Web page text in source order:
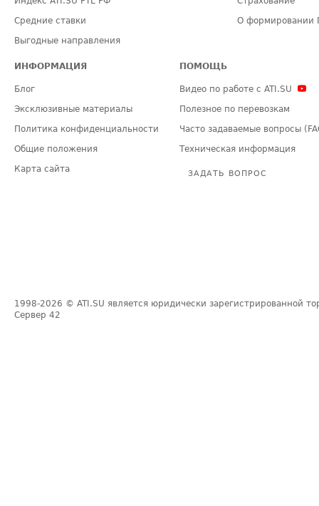
Средние ставки
Выгодные направления
О формировании
ИНФОРМАЦИЯ
Блог
Эксклюзивные материалы
Политика конфиденциальности
Общие положения
Карта сайта
ПОМОЩЬ
Видео по работе с ATI.SU
Полезное по перевозкам
Часто задаваемые вопросы
Техническая информация
ЗАДАТЬ ВОПРОС
1998-2026 © ATI.SU является юридически зарегистрированной
Сервер 42